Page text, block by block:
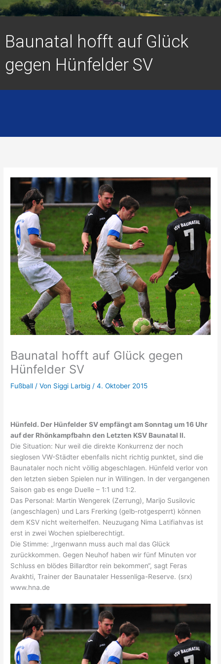
Baunatal hofft auf Glück
gegen Hünfelder SV
Baunatal hofft auf Glück gegen
Hünfelder SV
Fußball / Von Siggi Larbig /4. Oktober 2015
Hünfeld. Der Hünfelder SV empfängt am Sonntag um 16 Uhr
auf der Rhönkampfbahn den Letzten KSV Baunatal II.
Die Situation: Nur weil die direkte Konkurrenz der noch
sieglosen VW-Städter ebenfalls nicht richtig punktet, sind die
Baunataler noch nicht völlig abgeschlagen. Hünfeld verlor von
den letzten sieben Spielen nur in Willingen. In der vergangenen
Saison gab es enge Duelle – 1:1 und 1:2.
Das Personal: Martin Wengerek (Zerrung), Marijo Susilovic
(angeschlagen) und Lars Frerking (gelb-rotgesperrt) können
dem KSV nicht weiterhelfen. Neuzugang Nima Latifiahvas ist
erst in zwei Wochen spielberechtigt.
Die Stimme: „Irgenwann muss auch mal das Glück
zurückkommen. Gegen Neuhof haben wir fünf Minuten vor
Schluss en blödes Billardtor rein bekommen“, sagt Feras
Avakhti, Trainer der Baunataler Hessenliga-Reserve. (srx)
www.hna.de